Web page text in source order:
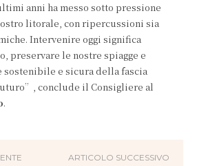
anni ha messo sotto pressione
litorale, con ripercussioni sia
Intervenire oggi significa
preservare le nostre spiagge e
sostenibile e sicura della fascia
conclude il Consigliere al
.
ARTICOLO SUCCESSIVO